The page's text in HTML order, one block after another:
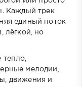
Каждый трек
единый поток
лёгкой, но
мелодии,
движения и